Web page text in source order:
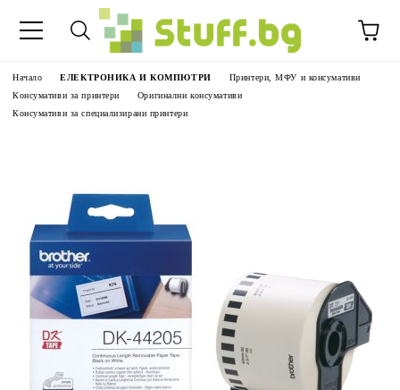
Начало ЕЛЕКТРОНИКА И КОМПЮТРИ
Принтери, МФУ и консумативи
Консумативи за принтери
Оригинални консумативи
Консумативи за специализирани принтери